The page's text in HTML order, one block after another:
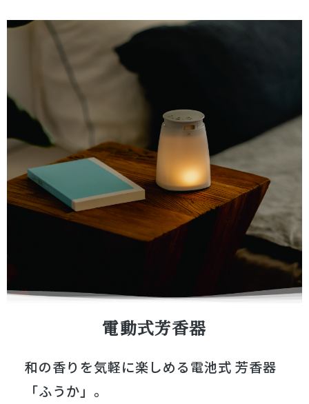
電動式芳香器
和の香りを気軽に楽しめる電池式 芳香器
「ふうか」。